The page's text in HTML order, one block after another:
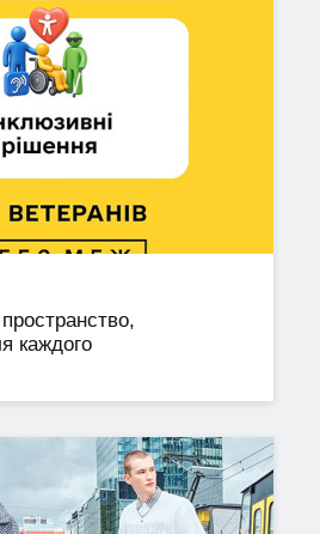
каждого